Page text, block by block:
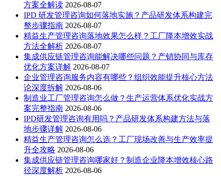
方案全解读 2026-08-07
IPD 研发管理咨询如何落地实施？产品研发体系构建完
整步骤指南 2026-08-07
精益生产管理咨询落地效果怎么样？工厂降本增效实战
方法全解析 2026-08-07
集成供应链管理咨询能解决哪些问题？产销协同与库存
优化方案详解 2026-08-07
企业管理咨询服务内容有哪些？组织效能提升核心方法
论深度拆解 2026-08-06
制造业工厂管理咨询怎么做？生产运营体系优化实战方
案完整指南 2026-08-06
IPD研发管理咨询有用吗？产品研发体系构建方法与落
地步骤详解 2026-08-06
精益生产管理咨询怎么选？工厂现场改善与生产效率提
升全攻略 2026-08-06
集成供应链管理咨询哪家好？制造企业降本增效核心路
径深度解析 2026-08-06